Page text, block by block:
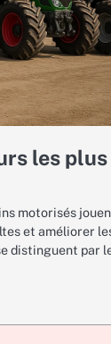
les plus
motorisés
et améliorer
distinguent par